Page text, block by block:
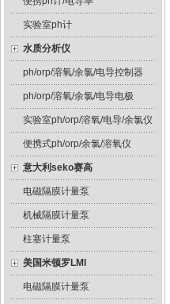
实验室ph计
水质分析仪
ph/orp/溶氧/余氯/电导控制器
ph/orp/溶氧/余氯/电导电极
实验室ph/orp/溶氧/电导/余氯仪
便携式ph/orp/余氯/溶氧仪
意大利seko赛高
电磁隔膜计量泵
机械隔膜计量泵
柱塞计量泵
美国米顿罗LMI
电磁隔膜计量泵